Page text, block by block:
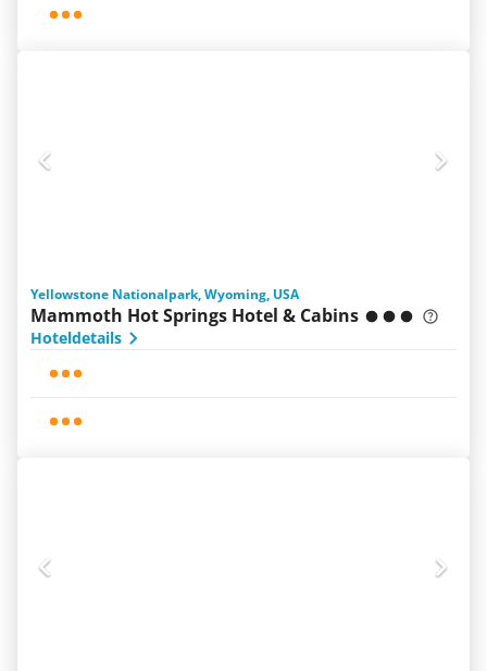
Yellowstone Nationalpark, Wyoming, USA
Mammoth Hot Springs Hotel & Cabins
Hoteldetails